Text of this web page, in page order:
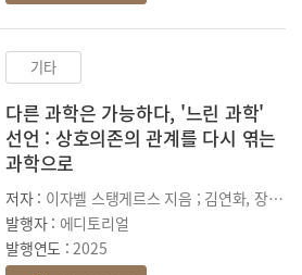
기타
다른 과학은 가능하다, '느린 과학'
선언 : 상호의존의 관계를 다시 엮는
과학으로
저자 : 이자벨 스탱게르스 지음 ; 김연화, 장하원 옮김
발행자 : 에디토리얼
발행연도 :2025